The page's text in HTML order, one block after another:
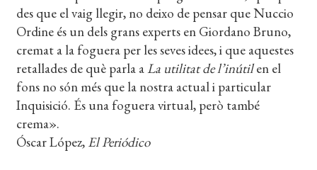
des que el vaig llegir, no deixo de pensar que Nuccio
Ordine és un dels grans experts en Giordano Bruno,
cremat a la foguera per les seves idees, i que aquestes
retallades de què parla aLa utilitat de l’inútilen el
fons no són més que la nostra actual i particular
Inquisició. És una foguera virtual, però també
crema».
Óscar López, El Periódico